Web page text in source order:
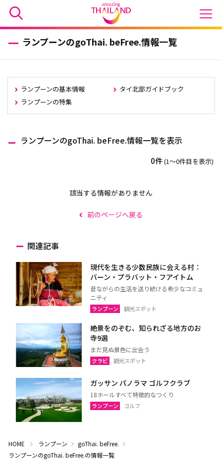
ランプーンのgoThai. beFree.情報一覧
ランプーンの基本情報
タイ北部ガイドブック
ランプーンの特集
ランプーンのgoThai. beFree.情報一覧を表示
0件(1〜0件目を表示)
該当する情報がありません
前のページへ戻る
関連記事
現代を生きる少数民族に会える村：
バーン・プラバット・フアイトム
昔ながらの生活を送り続ける希少なコミュ
ニティ
ランプーン 観光スポット
絶景をのぞむ、知られざる地方のお
寺9選
まだ見ぬ景色に出会う
クラビ 観光スポット
ガッサン パノラマ ゴルフクラブ
18ホールすべて特徴的なつくり
ランプーン ゴルフ
HOME ランプーン
goThai. beFree.
ランプーンのgoThai. beFree.の情報一覧